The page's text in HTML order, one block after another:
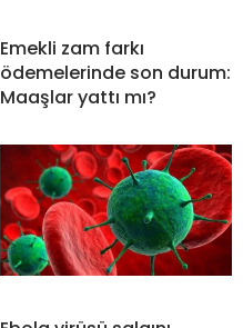
Emekli zam farkı
ödemelerinde son durum:
Maaşlar yattı mı?